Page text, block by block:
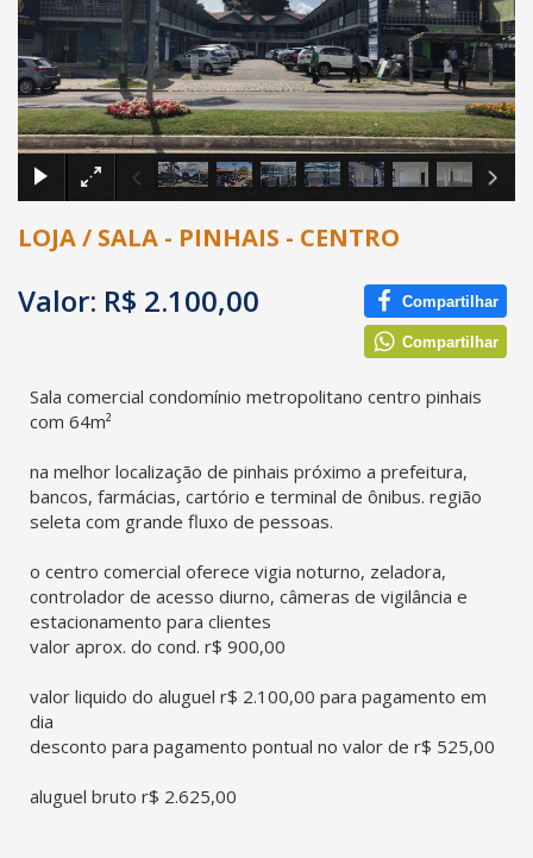
×
LOJA / SALA - PINHAIS - CENTRO
Valor: R$ 2.100,00 Compartilhar
Compartilhar
Sala comercial condomínio metropolitano centro pinhais
com 64m²
na melhor localização de pinhais próximo a prefeitura,
bancos, farmácias, cartório e terminal de ônibus. região
seleta com grande fluxo de pessoas.
o centro comercial oferece vigia noturno, zeladora,
controlador de acesso diurno, câmeras de vigilância e
estacionamento para clientes
valor aprox. do cond. r$ 900,00
valor liquido do aluguel r$ 2.100,00 para pagamento em
dia
desconto para pagamento pontual no valor de r$ 525,00
aluguel bruto r$ 2.625,00